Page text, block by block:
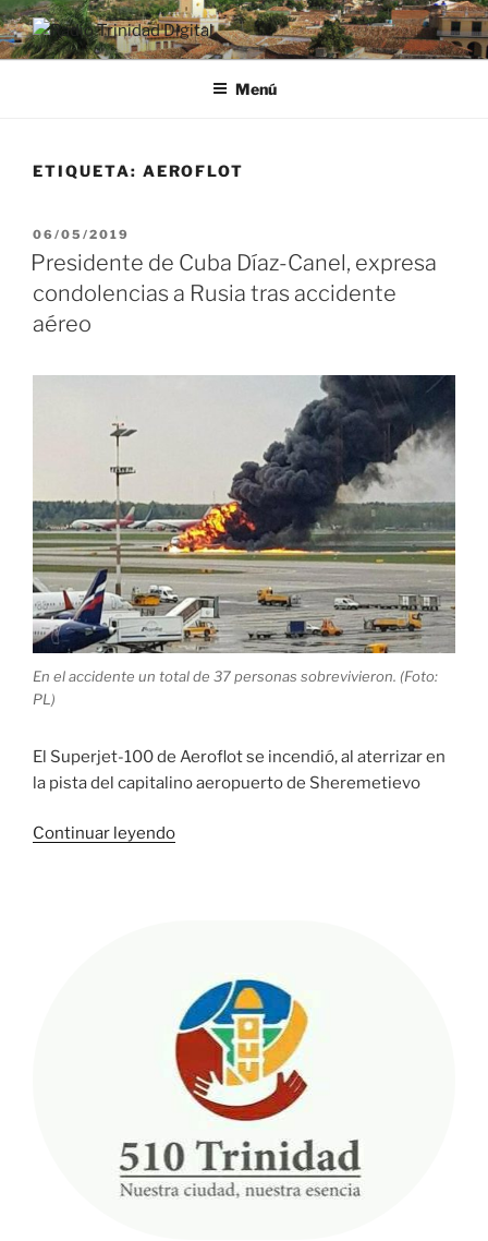
Saltar
al
contenido
RADIO TRINIDAD DIGITAL
Desde la Ciudad Museo del Caribe
Menú
ETIQUETA: AEROFLOT
PUBLICADO
EL
06/05/2019
Presidente de Cuba Díaz-Canel, expresa
condolencias a Rusia tras accidente
aéreo
En el accidente un total de 37 personas sobrevivieron. (Foto:
PL)
El Superjet-100 de Aeroflot se incendió, al aterrizar en
la pista del capitalino aeropuerto de Sheremetievo
Continuar leyendo«Presidente
condolencias
a
Rusia
tras
accidente
aéreo»